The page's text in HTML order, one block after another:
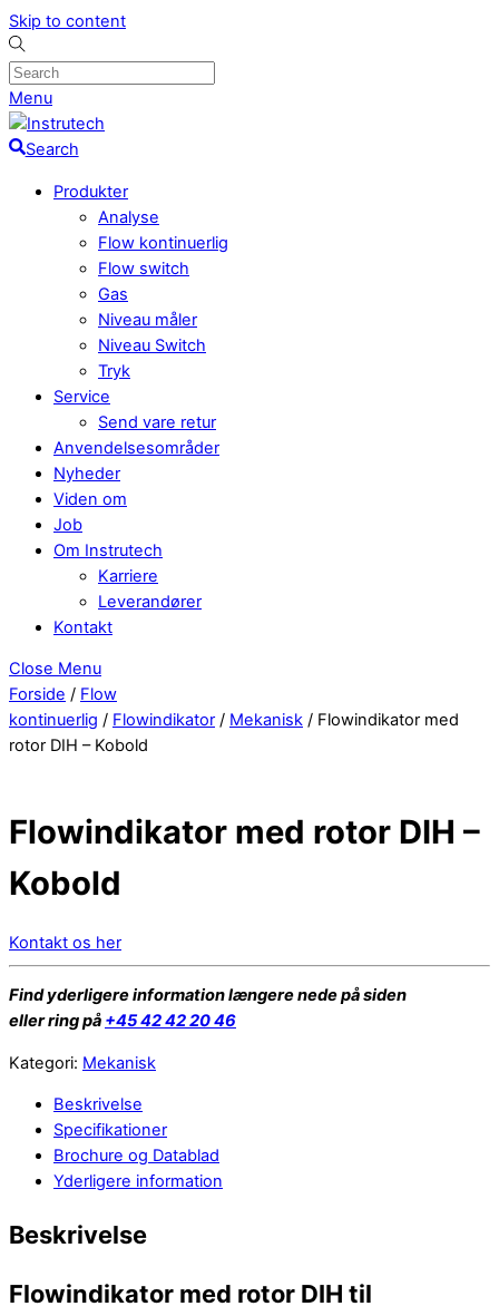
Skip to content
Menu
Search
Produkter
Analyse
Flow kontinuerlig
Flow switch
Gas
Niveau måler
Niveau Switch
Tryk
Service
Send vare retur
Anvendelsesområder
Nyheder
Viden om
Job
Om Instrutech
Karriere
Leverandører
Kontakt
Close Menu
Forside / Flow
kontinuerlig / Flowindikator / Mekanisk / Flowindikator med
rotor DIH – Kobold
Flowindikator med rotor DIH –
Kobold
Kontakt os her
Find yderligere information længere nede på siden
eller ring på +45 42 42 20 46
Kategori: Mekanisk
Beskrivelse
Specifikationer
Brochure og Datablad
Yderligere information
Beskrivelse
Flowindikator med rotor DIH til